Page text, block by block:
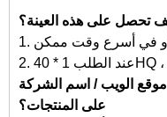
/ موقع الويب / اسم الشركة
على المنتجات؟